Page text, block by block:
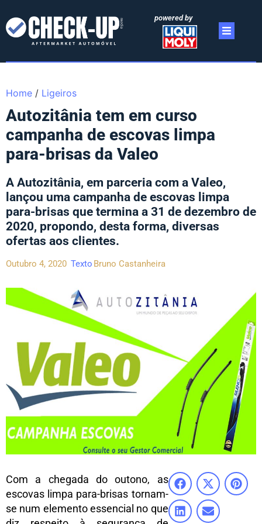
powered by
Home / Ligeiros
Autozitânia tem em curso
campanha de escovas limpa
para-brisas da Valeo
A Autozitânia, em parceria com a Valeo,
lançou uma campanha de escovas limpa
para-brisas que termina a 31 de dezembro de
2020, propondo, desta forma, diversas
ofertas aos clientes.
Outubro 4, 2020 Texto Bruno Castanheira
Com a chegada do outono, as
escovas limpa para-brisas tornam-
se num elemento essencial no que